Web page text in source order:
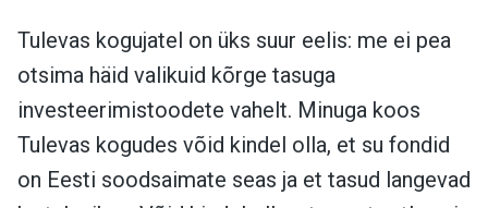
Tulevas kogujatel on üks suur eelis: me ei pea
otsima häid valikuid kõrge tasuga
investeerimistoodete vahelt. Minuga koos
Tulevas kogudes võid kindel olla, et su fondid
on Eesti soodsaimate seas ja et tasud langevad